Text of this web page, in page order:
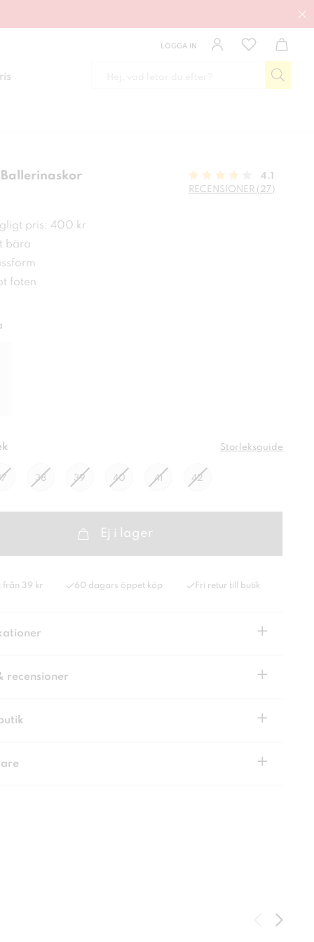
LOGGA IN
Ballerinaskor
4.1
RECENSIONER (27)
pris: 400 kr
bära
foten
Storleksguide
38 39 40 41 42
Ej i lager
från 39 kr 60 dagars öppet köp Fri retur till butik
+
recensioner +
+
+